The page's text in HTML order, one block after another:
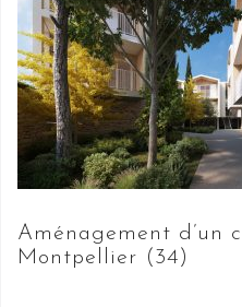
Aménagement d’un
Montpellier (34)